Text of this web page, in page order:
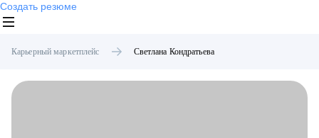
Создать резюме
Карьерный маркетплейс Светлана Кондратьева